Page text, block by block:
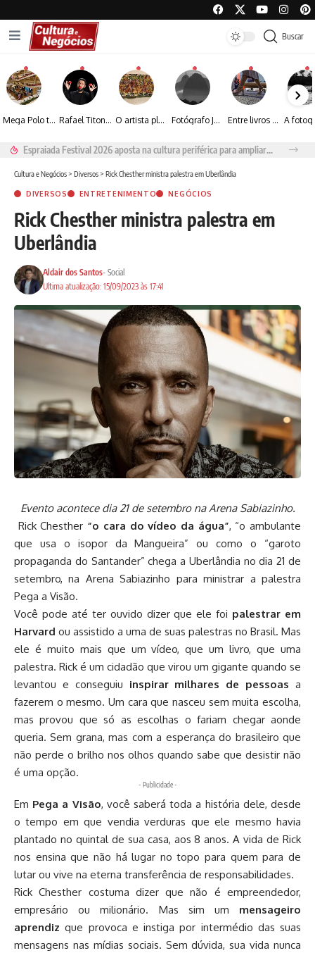
Buscar
Mega Polo transforma lançamento de coleção em plataforma nacional de negócios e projeta crescimento de mais de 15% Rafael Titonelly leva magia e acolhimento a crianças em tratamento oncológico em Juiz de Fora O artista plástico Jorge Luiz transforma sustentabilidade e criatividade em arte contemporânea Fotógrafo José Roberto apresenta um olhar sensível sobre arquitetura, formas e luz na fotografia Entre livros e fotografia autoral, Sebastião Reis consolida uma trajetória marcada pelo olhar artístico
Espraiada Festival 2026 aposta na cultura periférica para ampliar oportunidades na zona sul
Cultura e Negócios> Diversos> Rick Chesther ministra palestra em Uberlândia
DIVERSOS ENTRETENIMENTO NEGÓCIOS
Rick Chesther ministra palestra em
Uberlândia
Ultima atualização: 15/09/2023 às 17:41
Aldair dos Santos- Social
Evento acontece dia 21 de setembro na Arena Sabiazinho.
Rick Chesther “o cara do vídeo da água”, “o ambulante
que usa o isopor da Mangueira” ou como o “garoto
propaganda do Santander” chega a Uberlândia no dia 21 de
setembro, na Arena Sabiazinho para ministrar a palestra
Pega a Visão.
Você pode até ter ouvido dizer que ele foi palestrar em
Harvard ou assistido a uma de suas palestras no Brasil. Mas
ele é muito mais que um vídeo, que um livro, que uma
palestra. Rick é um cidadão que virou um gigante quando se
levantou e conseguiu inspirar milhares de pessoas a
fazerem o mesmo. Um cara que nasceu sem muita escolha,
mas provou que só as escolhas o fariam chegar aonde
queria. Sem grana, mas com a esperança do brasileiro que
não perde o brilho nos olhos quando sabe que desistir não
é uma opção.
- Publicidade -
Em Pega a Visão, você saberá toda a história dele, desde
o tempo em que vendia verduras que ele mesmo havia
plantado no quintal de sua casa, aos 8 anos. A vida de Rick
nos ensina que não há lugar no topo para quem para de
lutar ou vive na eterna transferência de responsabilidades.
Rick Chesther costuma dizer que não é empreendedor,
empresário ou milionário. Mas sim um mensageiro
aprendiz que provoca e instiga por intermédio das suas
mensagens nas mídias sociais. Sem dúvida, sua vida nunca